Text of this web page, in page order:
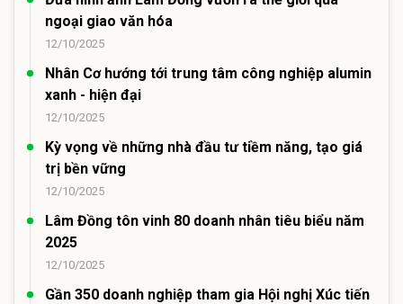
ngoại giao văn hóa
12/10/2025
Nhân Cơ hướng tới trung tâm công nghiệp alumin
xanh - hiện đại
12/10/2025
Kỳ vọng về những nhà đầu tư tiềm năng, tạo giá
trị bền vững
12/10/2025
Lâm Đồng tôn vinh 80 doanh nhân tiêu biểu năm
2025
12/10/2025
Gần 350 doanh nghiệp tham gia Hội nghị Xúc tiến